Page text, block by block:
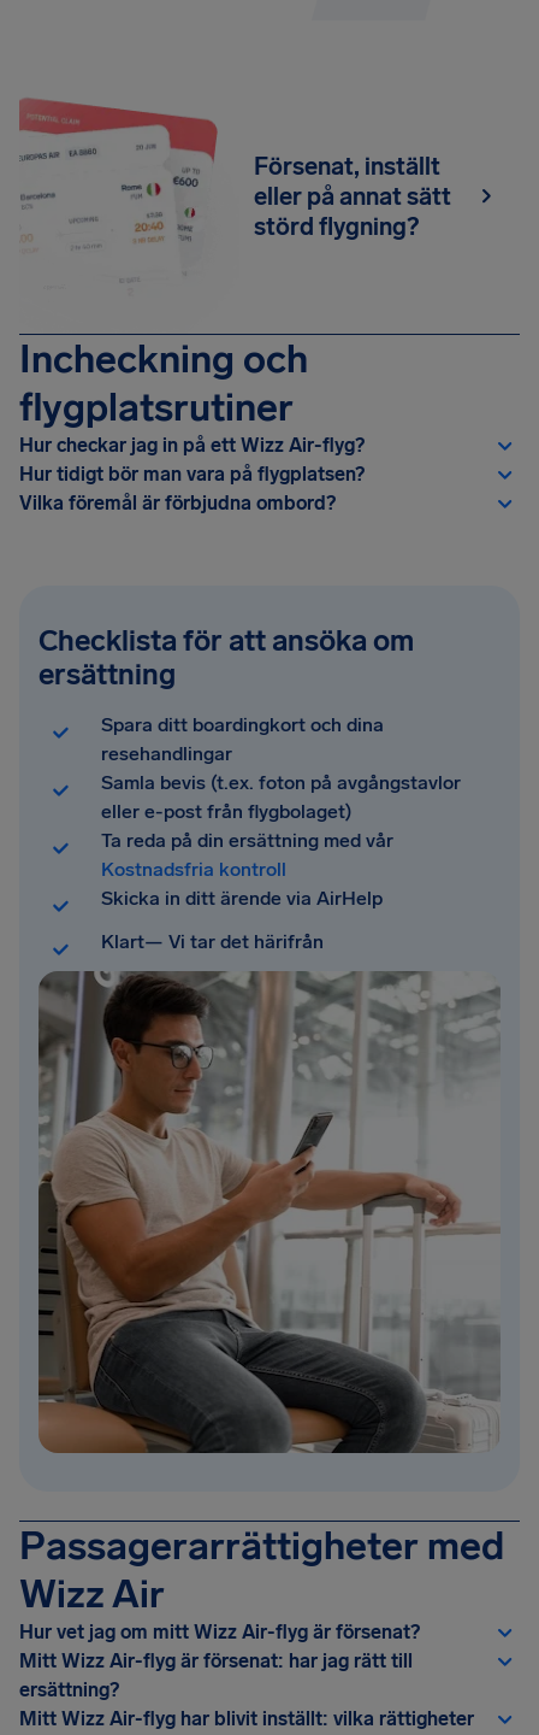
Försenat, inställt
eller på annat sätt
störd flygning?
Incheckning och
flygplatsrutiner
Hur checkar jag in på ett Wizz Air-flyg?
Hur tidigt bör man vara på flygplatsen?
Vilka föremål är förbjudna ombord?
Checklista för att ansöka om
ersättning
Spara ditt boardingkort och dina
resehandlingar
Samla bevis (t.ex. foton på avgångstavlor
eller e-post från flygbolaget)
Ta reda på din ersättning med vår
Kostnadsfria kontroll
Skicka in ditt ärende via AirHelp
Klart— Vi tar det härifrån
Passagerarrättigheter med
Wizz Air
Hur vet jag om mitt Wizz Air-flyg är försenat?
Mitt Wizz Air-flyg är försenat: har jag rätt till
ersättning?
Mitt Wizz Air-flyg har blivit inställt: vilka rättigheter